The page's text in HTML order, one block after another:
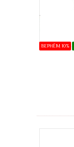
ВЕРНЁМ 10%